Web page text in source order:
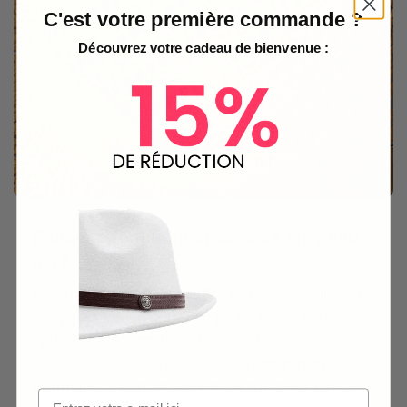
Panache fonctionnel avec ce chapeau
chapeau de paille raffia
conçu pour vous offrir une protection solaire
optimale avec son large bord de 12 cm. Sa
optimale, apportant légèreté et fraîcheur lors de
C'est votre première commande ?
Découvrez votre cadeau de bienvenue :